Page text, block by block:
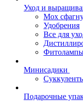
Уход и
Мох
Удобрения
Все для
Фитолампы
Минисадики
Подарочные